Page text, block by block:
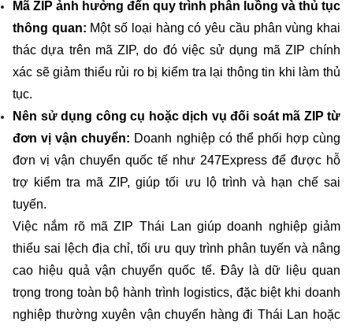
Mã ZIP ảnh hưởng đến quy trình phân luồng và thủ tục
thông quan: Một số loại hàng có yêu cầu phân vùng khai
thác dựa trên mã ZIP, do đó việc sử dụng mã ZIP chính
xác sẽ giảm thiểu rủi ro bị kiểm tra lại thông tin khi làm thủ
tục.
Nên sử dụng công cụ hoặc dịch vụ đối soát mã ZIP từ
đơn vị vận chuyển: Doanh nghiệp có thể phối hợp cùng
đơn vị vận chuyển quốc tế như 247Express để được hỗ
trợ kiểm tra mã ZIP, giúp tối ưu lộ trình và hạn chế sai
tuyến.
Việc nắm rõ mã ZIP Thái Lan giúp doanh nghiệp giảm
thiểu sai lệch địa chỉ, tối ưu quy trình phân tuyến và nâng
cao hiệu quả vận chuyển quốc tế. Đây là dữ liệu quan
trọng trong toàn bộ hành trình logistics, đặc biệt khi doanh
nghiệp thường xuyên vận chuyển hàng đi Thái Lan hoặc